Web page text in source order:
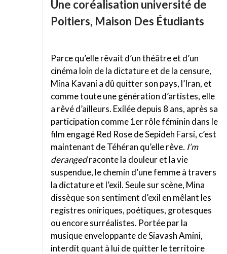
Une coréalisation université de
Poitiers, Maison Des Étudiants
Parce qu’elle rêvait d’un théâtre et d’un
cinéma loin de la dictature et de la censure,
Mina Kavani a dû quitter son pays, l’Iran, et
comme toute une génération d’artistes, elle
a rêvé d’ailleurs. Exilée depuis 8 ans, après sa
participation comme 1er rôle féminin dans le
film engagé Red Rose de Sepideh Farsi, c’est
maintenant de Téhéran qu’elle rêve. I’m
derangedraconte la douleur et la vie
suspendue, le chemin d’une femme à travers
la dictature et l’exil. Seule sur scène, Mina
dissèque son sentiment d’exil en mêlant les
registres oniriques, poétiques, grotesques
ou encore surréalistes. Portée par la
musique enveloppante de Siavash Amini,
interdit quant à lui de quitter le territoire